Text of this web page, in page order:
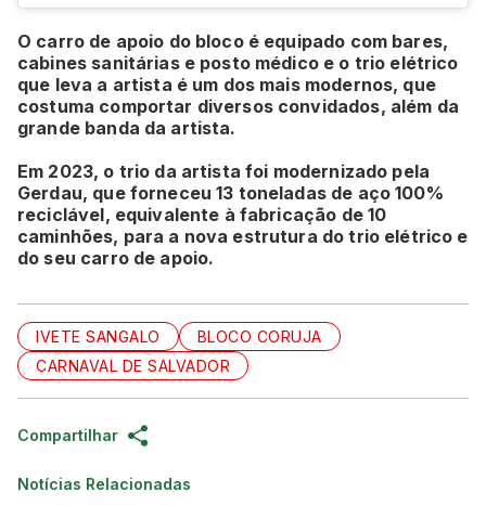
O carro de apoio do bloco é equipado com bares,
cabines sanitárias e posto médico e o trio elétrico
que leva a artista é um dos mais modernos, que
costuma comportar diversos convidados, além da
grande banda da artista.
Em 2023, o trio da artista foi modernizado pela
Gerdau, que forneceu 13 toneladas de aço 100%
reciclável, equivalente à fabricação de 10
caminhões, para a nova estrutura do trio elétrico e
do seu carro de apoio.
IVETE SANGALO
BLOCO CORUJA
CARNAVAL DE SALVADOR
Compartilhar
Notícias Relacionadas